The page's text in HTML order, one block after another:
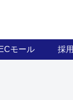
モール 採用